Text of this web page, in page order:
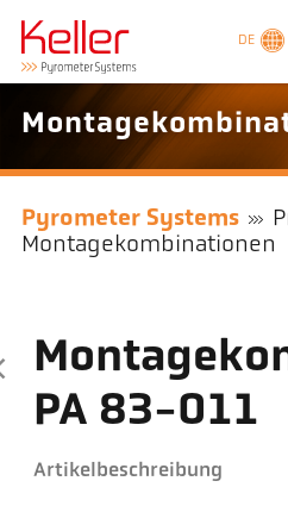
DE
Pyrometer Systems
Montagekombinationen
PA 83-011
Artikelbeschreibung